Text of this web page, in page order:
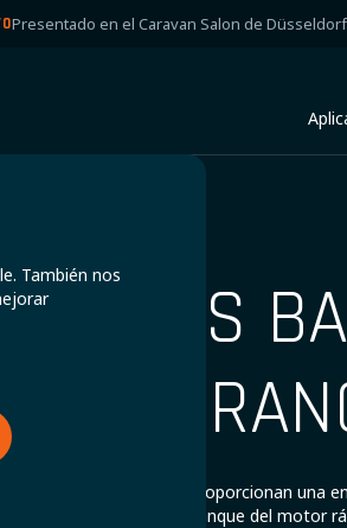
Presentado en el Caravan Salon de
También nos
de arranque Super B proporcionan una
para un arranque del motor